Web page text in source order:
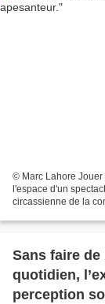
© Marc Lahore
l'espace d'un
circassienne de la
Sans faire
quotidien,
perception